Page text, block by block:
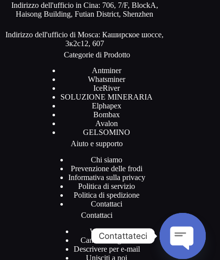
Indirizzo dell'ufficio in Cina: 706, 7/F, BlockA,
Haisong Building, Futian District, Shenzhen
Indirizzo dell'ufficio di Mosca: Каширское шоссе,
3к2с12, 607
Categorie di Prodotto
Antminer
Whatsminer
IceRiver
SOLUZIONE MINERARIA
Elphapex
Bombax
Avalon
GELSOMINO
Aiuto e supporto
Chi siamo
Prevenzione delle frodi
Informativa sulla privacy
Politica di servizio
Politica di spedizione
Contattaci
Contattaci
WhatsApp
Canale Telegram
Descrivere per e-mail
Unisciti a noi
Contattateci